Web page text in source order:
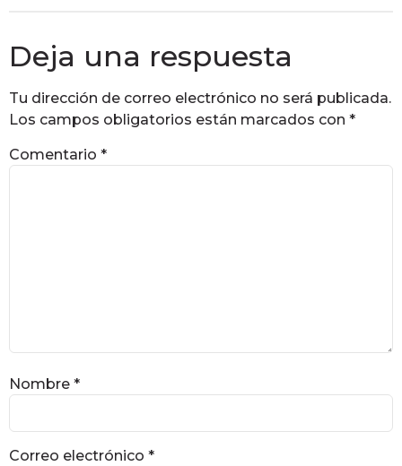
Deja una respuesta
Tu dirección de correo electrónico no será publicada.
Los campos obligatorios están marcados con *
Comentario *
Nombre *
Correo electrónico *